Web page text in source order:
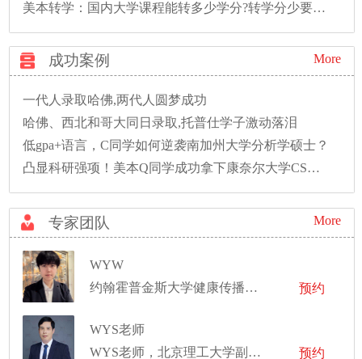
美本转学：国内大学课程能转多少学分?转学分少要多读一年怎么办?
成功案例 More
一代人录取哈佛,两代人圆梦成功
哈佛、西北和哥大同日录取,托普仕学子激动落泪
低gpa+语言，C同学如何逆袭南加州大学分析学硕士？
凸显科研强项！美本Q同学成功拿下康奈尔大学CS硕士录取！
专家团队 More
WYW
约翰霍普金斯大学健康传播学硕士
预约
WYS老师
WYS老师，北京理工大学副教授
预约